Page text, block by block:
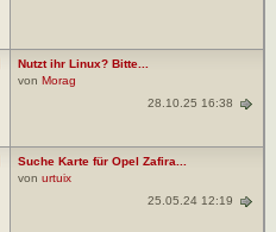
Nutzt ihr Linux? Bitte...
von Morag
28.10.25 16:38
Suche Karte für Opel Zafira...
von urtuix
25.05.24 12:19